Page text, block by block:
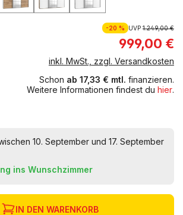
-20 % UVP1.249,00 €
999,00 €
inkl. MwSt., zzgl. Versandkosten
Schon ab 17,33 € mtl. finanzieren.
Weitere Informationen findest du hier.
10. September und 17. September
ins Wunschzimmer
IN DEN WARENKORB